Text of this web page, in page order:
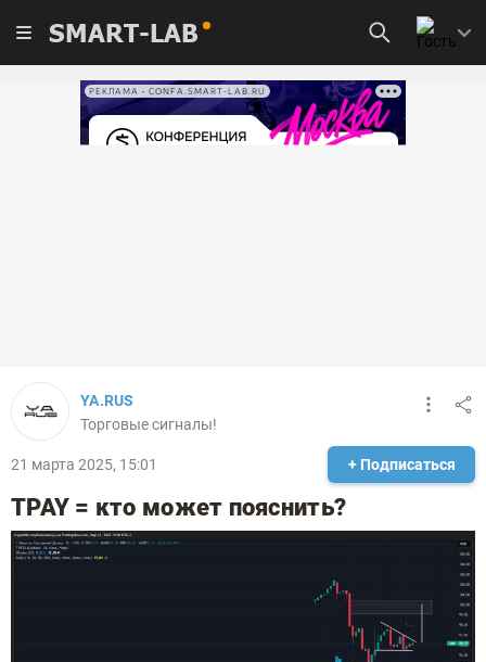
SMART-LAB
РЕКЛАМА • CONFA.SMART-LAB.RU
YA.RUS
Торговые сигналы!
21 марта 2025, 15:01 + Подписаться
TPAY = кто может пояснить?